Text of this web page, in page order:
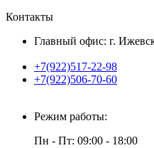
Контакты
Главный офис: г.
+7(922)517-22-98
+7(922)506-70-60
Режим работы:
Пн - Пт: 09:00 - 18:00